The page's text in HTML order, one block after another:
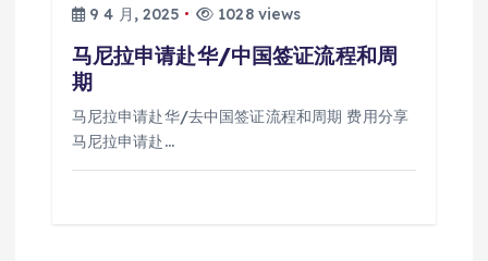
9 4 月, 2025
1028 views
马尼拉申请赴华/中国签证流程和周
期
马尼拉申请赴华/去中国签证流程和周期 费用分享
马尼拉申请赴…